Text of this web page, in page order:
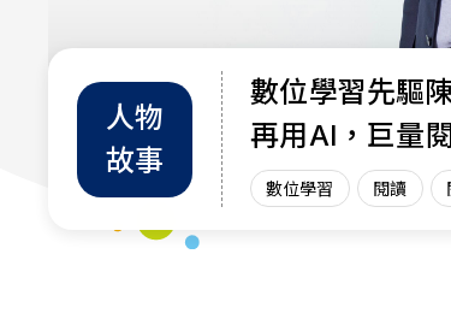
人物
故事
數位學習先驅
再用AI，巨量
力數位學習 閱讀